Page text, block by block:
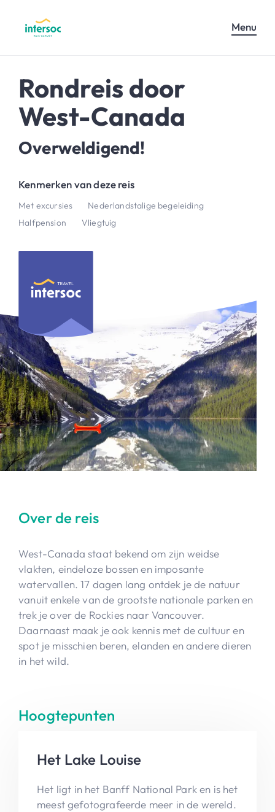
Menu
Rondreis door
West-Canada
Overweldigend!
Kenmerken van deze reis
Met excursies
Nederlandstalige begeleiding
Halfpension
Vliegtuig
Over de reis
West-Canada staat bekend om zijn weidse
vlakten, eindeloze bossen en imposante
watervallen. 17 dagen lang ontdek je de natuur
vanuit enkele van de grootste nationale parken en
trek je over de Rockies naar Vancouver.
Daarnaast maak je ook kennis met de cultuur en
spot je misschien beren, elanden en andere dieren
in het wild.
Hoogtepunten
Het Lake Louise
Het ligt in het Banff National Park en is het
meest gefotografeerde meer in de wereld.